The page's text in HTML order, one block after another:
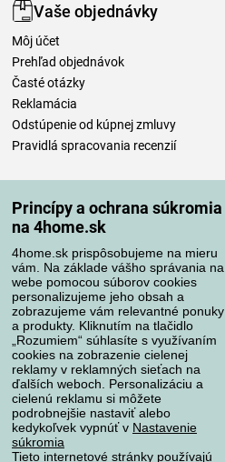
Princípy a ochrana súkromia
na 4home.sk
4home.sk prispôsobujeme na mieru
vám. Na základe vášho správania na
webe pomocou súborov cookies
personalizujeme jeho obsah a
zobrazujeme vám relevantné ponuky
a produkty. Kliknutím na tlačidlo
„Rozumiem“ súhlasíte s využívaním
cookies na zobrazenie cielenej
reklamy v reklamných sieťach na
ďalších weboch. Personalizáciu a
cielenú reklamu si môžete
podrobnejšie nastaviť alebo
kedykoľvek vypnúť v Nastavenie
súkromia
Tieto internetové stránky používajú
Vaše objednávky
Môj účet
Prehľad objednávok
Časté otázky
Reklamácia
Odstúpenie od kúpnej zmluvy
Pravidlá spracovania recenzií
Spôsoby platby
Spoľahlivý obchod